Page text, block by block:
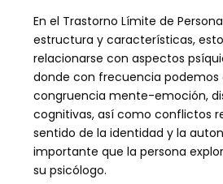
En el Trastorno Límite de
estructura y características,
relacionarse con aspectos
donde con frecuencia podemos
congruencia mente-emoción,
cognitivas, así como conflictos
sentido de la identidad y la
importante que la persona
su psicólogo.